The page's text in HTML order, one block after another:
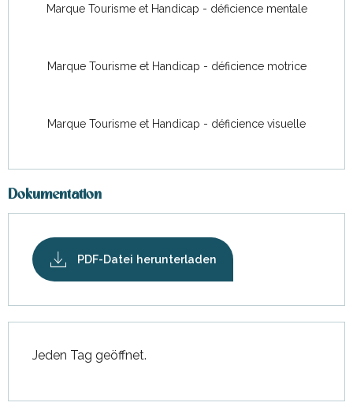
Marque Tourisme et Handicap - déficience mentale
Marque Tourisme et Handicap - déficience motrice
Marque Tourisme et Handicap - déficience visuelle
Dokumentation
PDF-Datei herunterladen
Jeden Tag geöffnet.